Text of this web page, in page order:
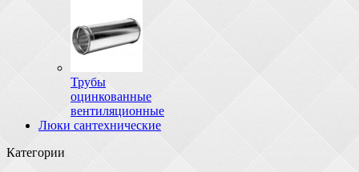
Трубы
оцинкованные
вентиляционные
Люки сантехнические
Категории